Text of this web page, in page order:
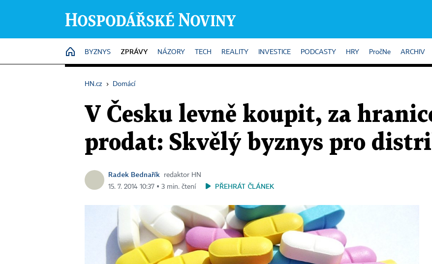
HOME
BYZNYS ZPRÁVY NÁZORY TECH REALITY INVESTICE PODCASTY HRY PročNe ARCHIV
HN.cz › Domácí
V Česku levně koupit, za
prodat: Skvělý byznys pro
Radek Bednařík
redaktor HN
15. 7. 2014 10:37 ▪ 3 min. čtení
PŘEHRÁT ČLÁNEK